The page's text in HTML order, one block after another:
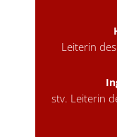
Leiterin
stv. Leiterin